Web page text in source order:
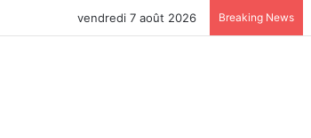
vendredi 7 août 2026 Breaking News